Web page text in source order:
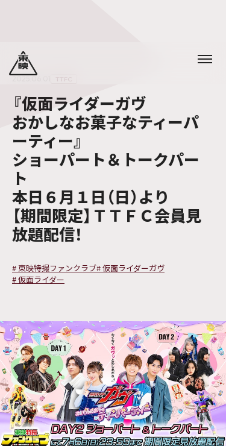
TTFC
『仮面ライダーガヴ
おかしなお菓子なティーパ
ーティー』
ショーパート＆トークパー
ト
本日６月１日（日）より
【期間限定】ＴＴＦＣ会員見
放題配信！
# 東映特撮ファンクラブ#仮面ライダーガヴ
#仮面ライダー